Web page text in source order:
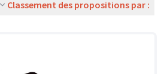
Classement des propositions par :